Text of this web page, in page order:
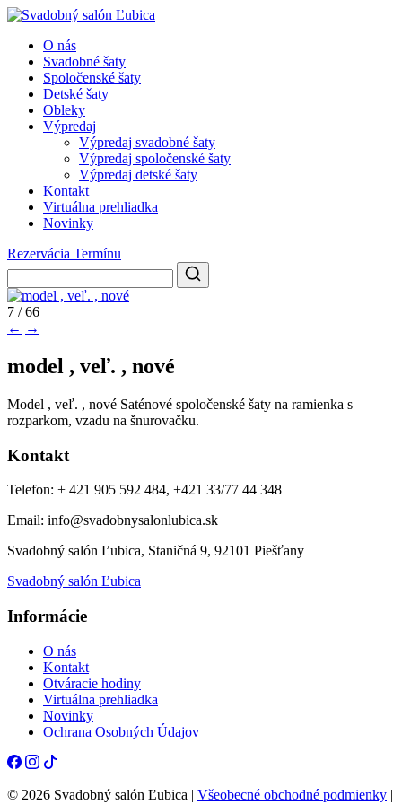
O nás
Svadobné šaty
Spoločenské šaty
Detské šaty
Obleky
Výpredaj
Výpredaj svadobné šaty
Výpredaj spoločenské šaty
Výpredaj detské šaty
Kontakt
Virtuálna prehliadka
Novinky
Rezervácia Termínu
7 / 66
← →
model , veľ. , nové
Model , veľ. , nové Saténové spoločenské šaty na ramienka s
rozparkom, vzadu na šnurovačku.
Kontakt
Telefon: + 421 905 592 484, +421 33/77 44 348
Email: info@svadobnysalonlubica.sk
Svadobný salón Ľubica, Staničná 9, 92101 Piešťany
Svadobný salón Ľubica
Informácie
O nás
Kontakt
Otváracie hodiny
Virtuálna prehliadka
Novinky
Ochrana Osobných Údajov
© 2026 Svadobný salón Ľubica | Všeobecné obchodné podmienky |